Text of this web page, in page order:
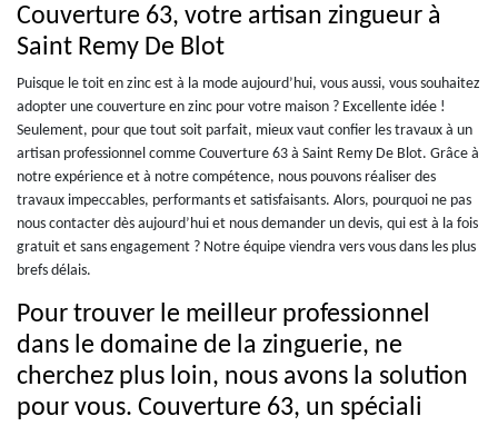
Couverture 63, votre artisan zingueur à
Saint Remy De Blot
Puisque le toit en zinc est à la mode aujourd’hui, vous aussi, vous souhaitez
adopter une couverture en zinc pour votre maison ? Excellente idée !
Seulement, pour que tout soit parfait, mieux vaut confier les travaux à un
artisan professionnel comme Couverture 63 à Saint Remy De Blot. Grâce à
notre expérience et à notre compétence, nous pouvons réaliser des
travaux impeccables, performants et satisfaisants. Alors, pourquoi ne pas
nous contacter dès aujourd’hui et nous demander un devis, qui est à la fois
gratuit et sans engagement ? Notre équipe viendra vers vous dans les plus
brefs délais.
Pour trouver le meilleur professionnel
dans le domaine de la zinguerie, ne
cherchez plus loin, nous avons la solution
pour vous. Couverture 63, un spéciali